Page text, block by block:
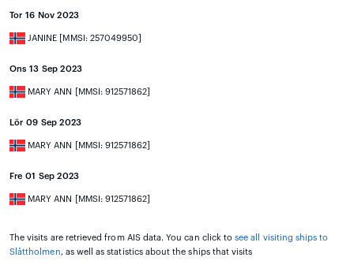
Tor 16 Nov 2023
JANINE [MMSI: 257049950]
Ons 13 Sep 2023
MARY ANN [MMSI: 912571862]
Lör 09 Sep 2023
MARY ANN [MMSI: 912571862]
Fre 01 Sep 2023
MARY ANN [MMSI: 912571862]
The visits are retrieved from AIS data. You can click tosee all visiting ships to
Slåttholmen, as well as statistics about the ships that visits